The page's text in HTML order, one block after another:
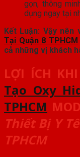
gọn, thông
dụng ngay tại
Kết Luận: Vậy nên
Tại Quận 8 TPHCM
cả những vị khách
LỢI ÍCH
Tạo Oxy
TPHCM
Thiết Bị Y
TPHCM